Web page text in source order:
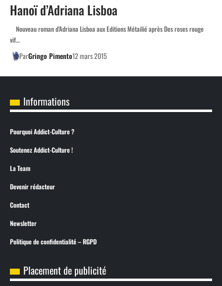
Hanoï d’Adriana Lisboa
Nouveau roman d’Adriana Lisboa aux Editions Métailié après Des roses rouge
vif…
ParGringo Pimento12 mars 2015
Informations
Pourquoi Addict-Culture ?
Soutenez Addict-Culture !
La Team
Devenir rédacteur
Contact
Newsletter
Politique de confidentialité – RGPD
Placement de publicité